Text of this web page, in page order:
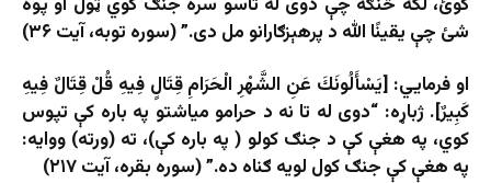
شئ چې یقینًا الله د پرهېزګارانو مل دى.” (سوره توبه، آیت ۳۶)
او فرمایي: [يَسْأَلُونَكَ عَنِ الشَّهْرِ الْحَرَامِ قِتَالٍ فِيهِ قُلْ قِتَالٌ فِيهِ
كَبِيرٌ]. ژباړه: “دوى له تا نه د حرامو میاشتو په باره كې تپوس
كوي، په هغې كې د جنګ كولو ( په باره كې)، ته (ورته) ووایه:
په هغې كې جنګ كول لویه ګناه ده.” (سوره بقره، آیت ۲۱۷)